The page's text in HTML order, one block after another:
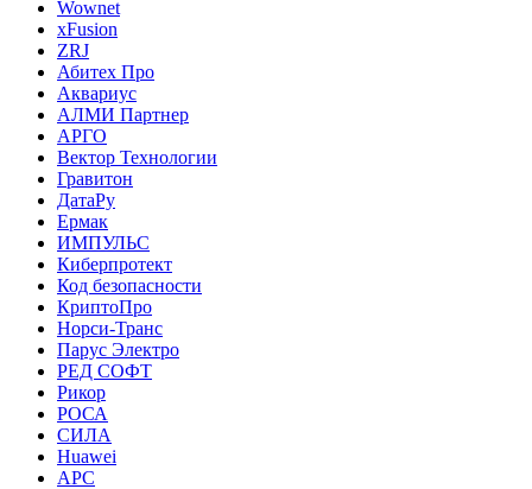
Wownet
xFusion
ZRJ
Абитех Про
Аквариус
АЛМИ Партнер
АРГО
Вектор Технологии
Гравитон
ДатаРу
Ермак
ИМПУЛЬС
Киберпротект
Код безопасности
КриптоПро
Норси-Транс
Парус Электро
РЕД СОФТ
Рикор
РОСА
СИЛА
Huawei
APC